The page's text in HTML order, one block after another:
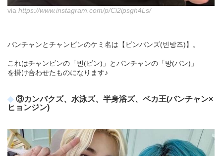
via https://www.instagram.com/p/Ci2lpsgh4Ls/
バンチャンとチャンビンのケミ名は【ビンバンズ(빈방즈)】。
これはチャンビンの「빈(ビン)」とバンチャンの「방(バン)」
を掛け合わせたものになります♪
③カンバクズ、水泳ズ、半身浴ズ、ベカ王(バンチャン×
ヒョンジン)